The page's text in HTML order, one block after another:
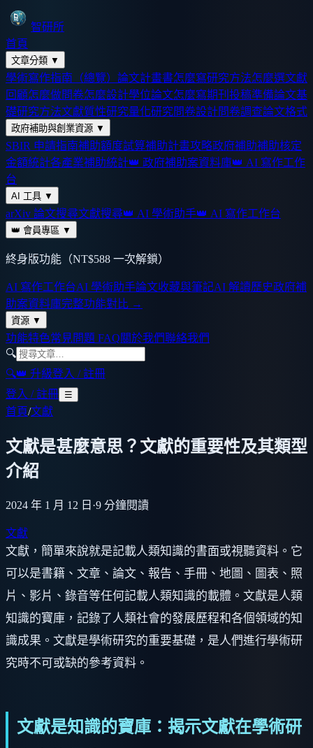
智研所
首頁
文章分類 ▼
學術寫作指南（總覽） 論文計畫書怎麼寫研究方法怎麼選文獻
回顧怎麼做問卷怎麼設計學位論文怎麼寫期刊投稿準備論文基
礎研究方法文獻質性研究量化研究問卷設計問卷調查論文格式
政府補助與創業資源 ▼
SBIR 申請指南補助額度試算補助計畫攻略政府補助補助核定
金額統計各產業補助統計👑 政府補助案資料庫👑 AI 寫作工作
台
AI 工具 ▼
arXiv 論文搜尋文獻搜尋👑 AI 學術助手👑 AI 寫作工作台
👑 會員專區 ▼
終身版功能（NT$588 一次解鎖）
AI 寫作工作台AI 學術助手論文收藏與筆記AI 解讀歷史政府補
助案資料庫完整功能對比 →
資源 ▼
功能特色常見問題 FAQ關於我們聯絡我們
🔍
🔍👑 升級登入 / 註冊
登入 / 註冊 ☰
首頁/文獻
文獻是甚麼意思？文獻的重要性及其類型
介紹
2024 年 1 月 12 日 ·9 分鐘閱讀
文獻
文獻，簡單來說就是記載人類知識的書面或視聽資料。它
可以是書籍、文章、論文、報告、手冊、地圖、圖表、照
片、影片、錄音等任何記載人類知識的載體。文獻是人類
知識的寶庫，記錄了人類社會的發展歷程和各個領域的知
識成果。文獻是學術研究的重要基礎，是人們進行學術研
究時不可或缺的參考資料。
文獻是知識的寶庫：揭示文獻在學術研